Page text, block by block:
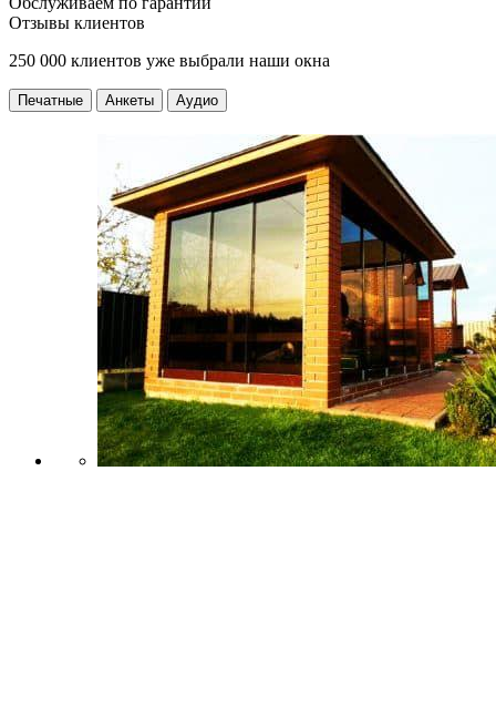
Отзывы клиентов
250 000 клиентов уже выбрали наши окна
Печатные Анкеты Аудио